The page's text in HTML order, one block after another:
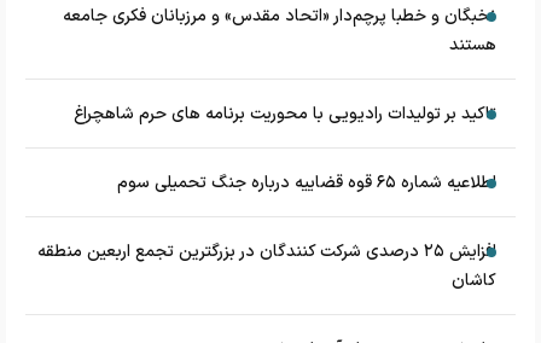
نخبگان و خطبا پرچم‌دار «اتحاد مقدس» و مرزبانان فکری جامعه
هستند
تاکید بر تولیدات رادیویی با محوریت برنامه های حرم شاهچراغ
اطلاعیه شماره ۶۵ قوه قضاییه درباره جنگ تحمیلی سوم
افزایش ۲۵ درصدی شرکت کنندگان در بزرگترین تجمع اربعین منطقه
کاشان